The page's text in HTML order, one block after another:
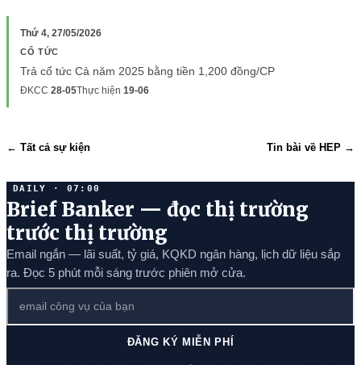
Thứ 4, 27/05/2026
CỔ TỨC
Trả cổ tức Cả năm 2025 bằng tiền 1,200 đồng/CP
ĐKCC 28-05Thực hiện 19-06
← Tất cả sự kiện Tin bài về HEP →
DAILY · 07:00
Brief Banker — đọc thị trường
trước thị trường
Email ngắn — lãi suất, tỷ giá, KQKD ngân hàng, lịch dữ liệu sắp
ra. Đọc 5 phút mỗi sáng trước phiên mở cửa.
ĐĂNG KÝ MIỄN PHÍ